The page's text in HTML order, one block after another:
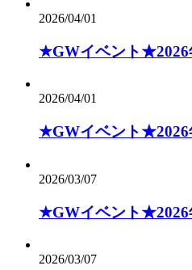
2026/04/01
★GWイベント★2026
2026/04/01
★GWイベント★2026
2026/03/07
★GWイベント★2026
2026/03/07